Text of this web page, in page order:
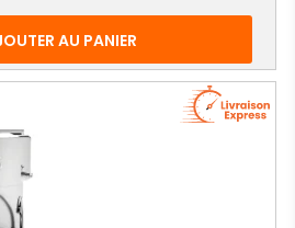
AU PANIER